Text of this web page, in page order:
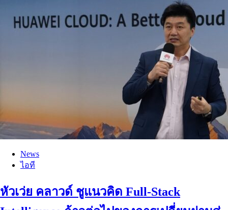
News
ไอที
หัวเว่ย คลาวด์ ชูแนวคิด Full-Stack